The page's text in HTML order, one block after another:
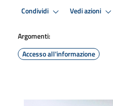
Condividi Vedi azioni
Argomenti:
Accesso all'informazione